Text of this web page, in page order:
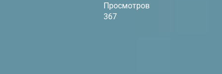
Просмотров
367